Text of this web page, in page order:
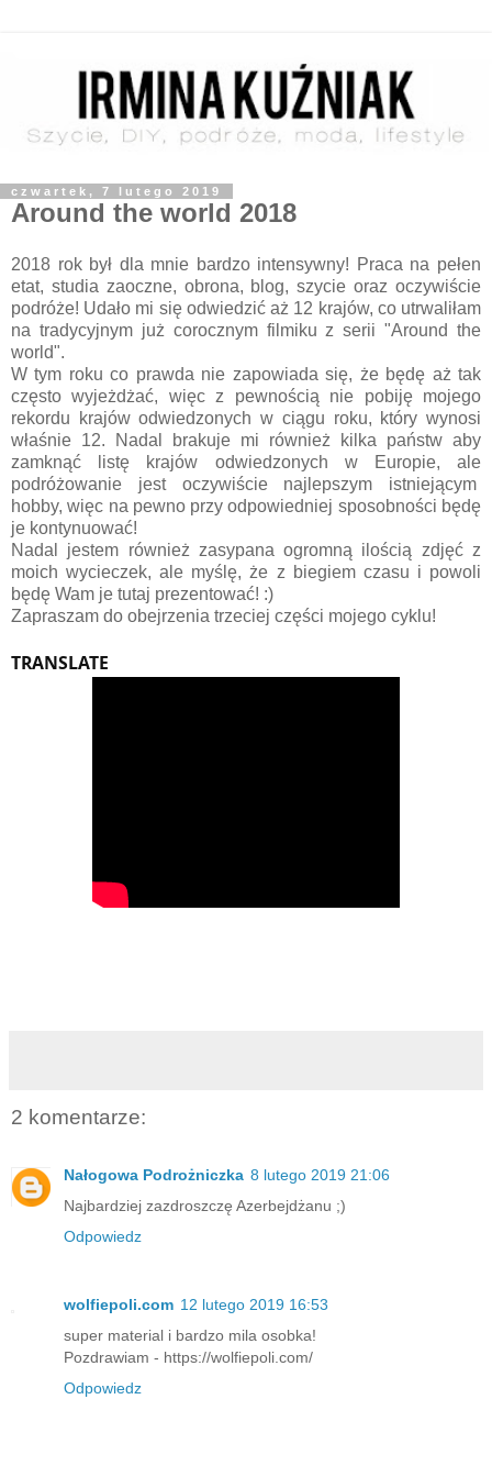
czwartek, 7 lutego 2019
Around the world 2018
2018 rok był dla mnie bardzo intensywny! Praca na pełen
etat, studia zaoczne, obrona, blog, szycie oraz oczywiście
podróże! Udało mi się odwiedzić aż 12 krajów, co utrwaliłam
na tradycyjnym już corocznym filmiku z serii "Around the
world".
W tym roku co prawda nie zapowiada się, że będę aż tak
często wyjeżdżać, więc z pewnością nie pobiję mojego
rekordu krajów odwiedzonych w ciągu roku, który wynosi
właśnie 12. Nadal brakuje mi również kilka państw aby
zamknąć listę krajów odwiedzonych w Europie, ale
podróżowanie jest oczywiście najlepszym istniejącym
hobby, więc na pewno przy odpowiedniej sposobności będę
je kontynuować!
Nadal jestem również zasypana ogromną ilością zdjęć z
moich wycieczek, ale myślę, że z biegiem czasu i powoli
będę Wam je tutaj prezentować! :)
Zapraszam do obejrzenia trzeciej części mojego cyklu!
TRANSLATE
2 komentarze:
Nałogowa Podrożniczka 8 lutego 2019 21:06
Najbardziej zazdroszczę Azerbejdżanu ;)
Odpowiedz
wolfiepoli.com 12 lutego 2019 16:53
super material i bardzo mila osobka!
Pozdrawiam - https://wolfiepoli.com/
Odpowiedz